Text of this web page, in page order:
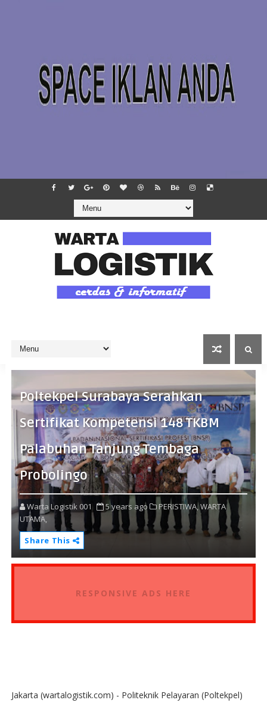
Poltekpel Surabaya Serahkan
Sertifikat Kompetensi 148 TKBM
Palabuhan Tanjung Tembaga
Probolingo
Warta Logistik 001 5 years ago PERISTIWA,WARTA
UTAMA,
Share This
RESPONSIVE ADS HERE
Jakarta (wartalogistik.com) - Politeknik Pelayaran (Poltekpel)